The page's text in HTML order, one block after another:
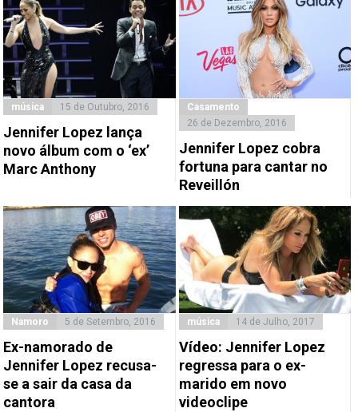
música 15 de Outubro, 2016
Jennifer Lopez lança
novo álbum com o ‘ex’
Marc Anthony
Casamento
26 de Dezembro, 2016
Jennifer Lopez cobra
fortuna para cantar no
Reveillón
Namoro 5 de Setembro, 2016
Ex-namorado de
Jennifer Lopez recusa-
se a sair da casa da
cantora
música 14 de Julho, 2017
Vídeo: Jennifer Lopez
regressa para o ex-
marido em novo
videoclipe